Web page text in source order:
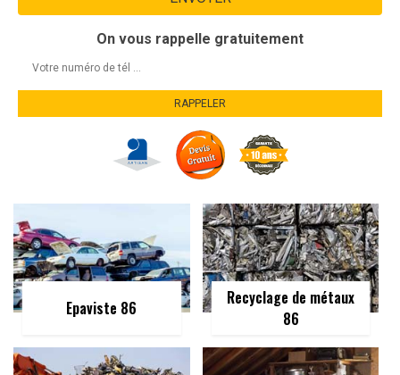
On vous rappelle gratuitement
Epaviste 86
Recyclage de métaux
86